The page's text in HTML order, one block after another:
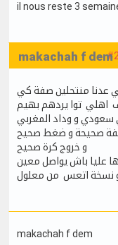
il nous reste 3
makachah f dem
عدنا منتحلين صفة كي
اهلي توا يردهم بهيم
سعودي و وداد المغربي
صحيحة و ضغط صحيح
و خروج كرة صحيح
عليا باش يواصل معين
نسخة اتعس من معلول
makachah f dem